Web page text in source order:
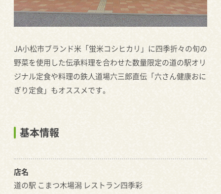
JA小松市ブランド米「蛍米コシヒカリ」に四季折々の旬の
野菜を使用した伝承料理を合わせた数量限定の道の駅オリ
ジナル定食や料理の鉄人道場六三郎直伝「六さん健康おに
ぎり定食」もオススメです。
基本情報
店名
道の駅 こまつ木場潟 レストラン四季彩